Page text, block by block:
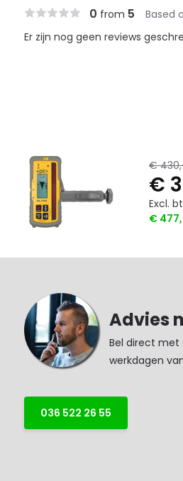
0 from 5 Based
Er zijn nog geen reviews
€
€
Excl.
€
Advies
Bel direct met
werkdagen
036 522 26 55